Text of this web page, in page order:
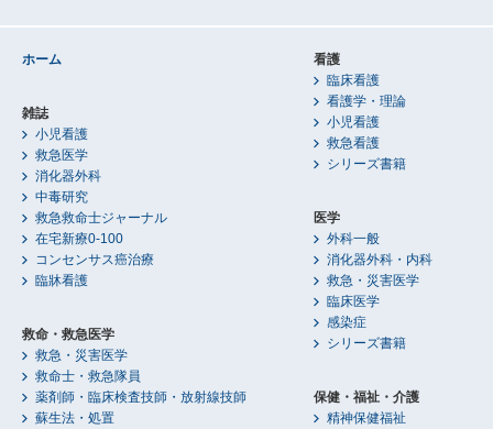
ホーム
雑誌
小児看護
救急医学
消化器外科
中毒研究
救急救命士ジャーナル
在宅新療0-100
コンセンサス癌治療
臨牀看護
救命・救急医学
救急・災害医学
救命士・救急隊員
薬剤師・臨床検査技師・放射線技師
蘇生法・処置
看護
臨床看護
看護学・理論
小児看護
救急看護
シリーズ書籍
医学
外科一般
消化器外科・内科
救急・災害医学
臨床医学
感染症
シリーズ書籍
保健・福祉・介護
精神保健福祉